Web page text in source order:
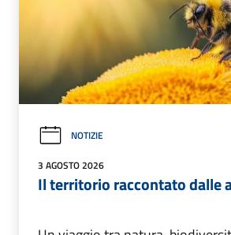
NOTIZIE
3 AGOSTO 2026
Il territorio raccontato dalle